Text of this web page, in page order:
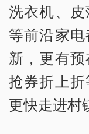
洗衣机、
等前沿家
新，更有
抢券折上
更快走进村